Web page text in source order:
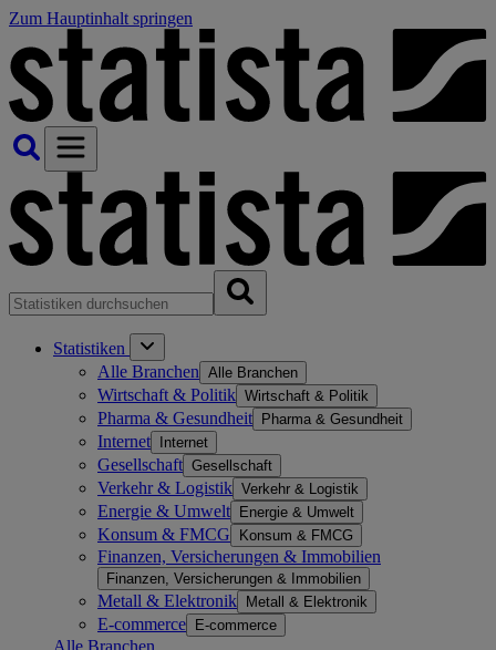
Zum Hauptinhalt springen
Statistiken
Alle Branchen Alle Branchen
Wirtschaft & Politik Wirtschaft & Politik
Pharma & Gesundheit Pharma & Gesundheit
Internet Internet
Gesellschaft Gesellschaft
Verkehr & Logistik Verkehr & Logistik
Energie & Umwelt Energie & Umwelt
Konsum & FMCG Konsum & FMCG
Finanzen, Versicherungen & Immobilien
Finanzen, Versicherungen & Immobilien
Metall & Elektronik Metall & Elektronik
E-commerce E-commerce
Alle Branchen